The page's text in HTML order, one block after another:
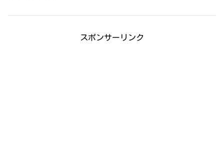
スポンサーリンク